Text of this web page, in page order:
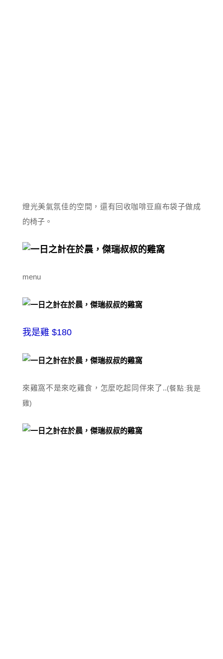
燈光美氣氛佳的空間，還有回收咖啡豆麻布袋子做成
的椅子。
menu
我是雞 $180
來雞窩不是來吃雞食，怎麼吃起同伴來了..(餐點:我是
雞)